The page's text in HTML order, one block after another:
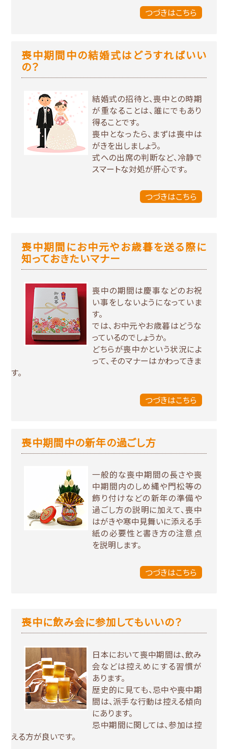
つづきはこちら
喪中期間中の結婚式はどうすればいい
の？
結婚式の招待と、喪中との時期
が重なることは、誰にでもあり
得ることです。
喪中となったら、まずは喪中は
がきを出しましょう。
式への出席の判断など、冷静で
スマートな対処が肝心です。
つづきはこちら
喪中期間にお中元やお歳暮を送る際に
知っておきたいマナー
喪中の期間は慶事などのお祝
い事をしないようになっていま
す。
では、お中元やお歳暮はどうな
っているのでしょうか。
どちらが喪中かという状況によ
って、そのマナーはかわってきま
す。
つづきはこちら
喪中期間中の新年の過ごし方
一般的な喪中期間の長さや喪
中期間内のしめ縄や門松等の
飾り付けなどの新年の準備や
過ごし方の説明に加えて、喪中
はがきや寒中見舞いに添える手
紙の必要性と書き方の注意点
を説明します。
つづきはこちら
喪中に飲み会に参加してもいいの？
日本において喪中期間は、飲み
会などは控えめにする習慣が
あります。
歴史的に見ても、忌中や喪中期
間は、派手な行動は控える傾向
にあります。
忌中期間に関しては、参加は控
える方が良いです。